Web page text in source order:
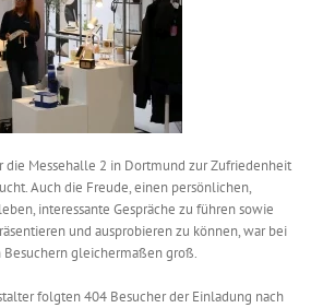
die Messehalle 2 in Dortmund zur Zufriedenheit
Auch die Freude, einen persönlichen,
interessante Gespräche zu führen sowie
und ausprobieren zu können, war bei
gleichermaßen groß.
folgten 404 Besucher der Einladung nach